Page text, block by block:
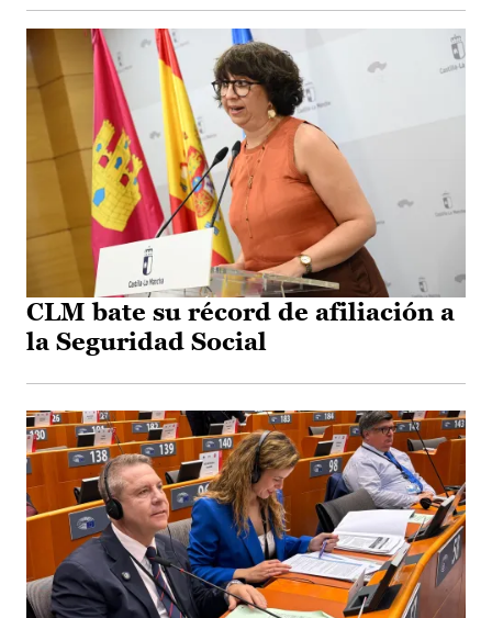
CLM bate su récord de afiliación a
la Seguridad Social